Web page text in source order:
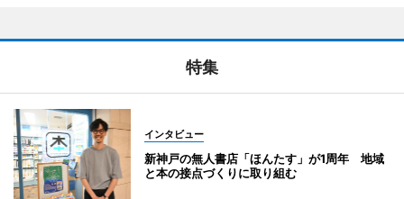
特集
インタビュー
新神戸の無人書店「ほんたす」が1周年 地域
と本の接点づくりに取り組む